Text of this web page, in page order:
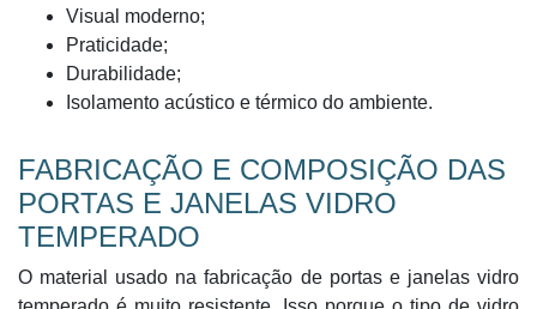
Visual moderno;
Praticidade;
Durabilidade;
Isolamento acústico e térmico do ambiente.
FABRICAÇÃO E COMPOSIÇÃO DAS
PORTAS E JANELAS VIDRO
TEMPERADO
O material usado na fabricação de portas e janelas vidro